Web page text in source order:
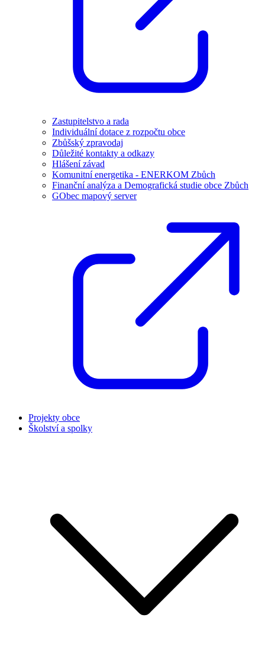
Zastupitelstvo a rada
Individuální dotace z rozpočtu obce
Zbůšský zpravodaj
Důležité kontakty a odkazy
Hlášení závad
Komunitní energetika - ENERKOM Zbůch
Finanční analýza a Demografická studie obce Zbůch
GObec mapový server
Projekty obce
Školství a spolky